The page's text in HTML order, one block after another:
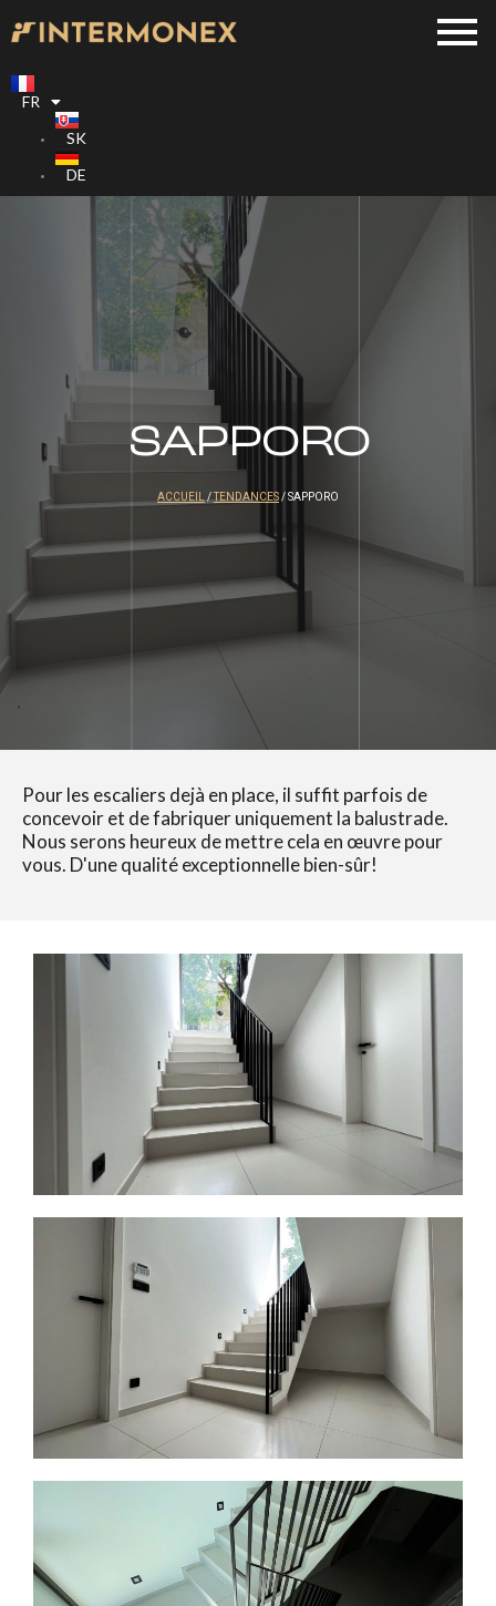
FR
SK
DE
SAPPORO
ACCUEIL/TENDANCES/ SAPPORO
Pour les escaliers dejà en place, il suffit parfois de
concevoir et de fabriquer uniquement la balustrade.
Nous serons heureux de mettre cela en œuvre pour
vous. D'une qualité exceptionnelle bien-sûr!